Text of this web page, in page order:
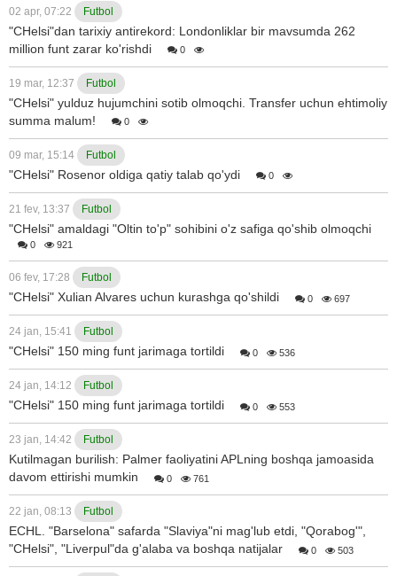
02 apr, 07:22 Futbol
"CHelsi"dan tarixiy antirekord: Londonliklar bir mavsumda 262
million funt zarar ko'rishdi
0
19 mar, 12:37 Futbol
"CHelsi" yulduz hujumchini sotib olmoqchi. Transfer uchun ehtimoliy
summa malum!
0
09 mar, 15:14 Futbol
"CHelsi" Rosenor oldiga qatiy talab qo'ydi 0
21 fev, 13:37 Futbol
"CHelsi" amaldagi "Oltin to'p" sohibini o'z safiga qo'shib olmoqchi
0 921
06 fev, 17:28 Futbol
"CHelsi" Xulian Alvares uchun kurashga qo'shildi 0 697
24 jan, 15:41 Futbol
"CHelsi" 150 ming funt jarimaga tortildi 0 536
24 jan, 14:12 Futbol
"CHelsi" 150 ming funt jarimaga tortildi 0 553
23 jan, 14:42 Futbol
Kutilmagan burilish: Palmer faoliyatini APLning boshqa jamoasida
davom ettirishi mumkin
0 761
22 jan, 08:13 Futbol
ECHL. ​"Barselona" safarda "Slaviya"ni mag'lub etdi, "Qorabog'",
"CHelsi", "Liverpul"da g'alaba va boshqa natijalar
0 503